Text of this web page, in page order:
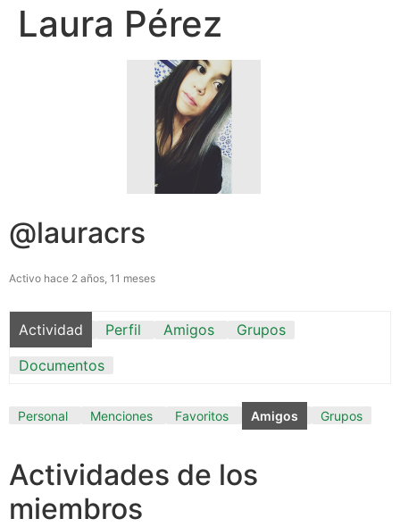
Laura Pérez
@lauracrs
Activo hace 2 años, 11 meses
Actividad Perfil Amigos
Grupos
Documentos
Personal Menciones Favoritos Amigos Grupos
Actividades de los
miembros